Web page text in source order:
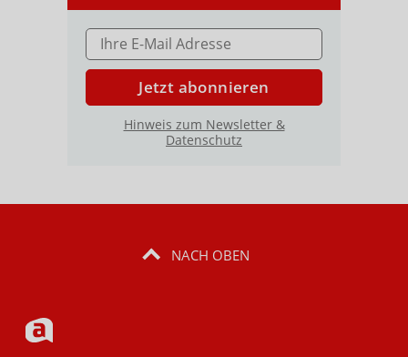
E-MAIL ADRESSE
Jetzt abonnieren
Hinweis zum Newsletter &
Datenschutz
NACH OBEN